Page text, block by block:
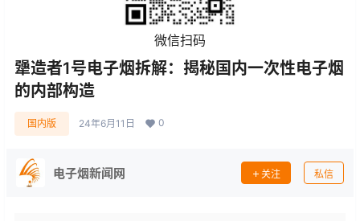
微信扫码
犟造者1号电子烟拆解：揭秘国内一次性电子烟
的内部构造
国内版 24年6月11日 0
电子烟新闻网 关注 私信